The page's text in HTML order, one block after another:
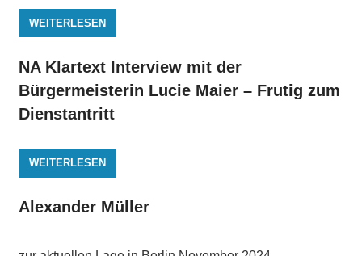
WEITERLESEN
NA Klartext Interview mit der
Bürgermeisterin Lucie Maier – Frutig zum
Dienstantritt
WEITERLESEN
Alexander Müller